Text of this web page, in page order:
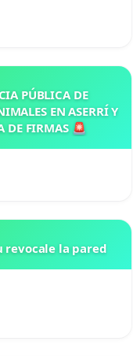
PÚBLICA DE
EN ASERRÍ Y
DE FIRMAS 🚨
revocale la pared